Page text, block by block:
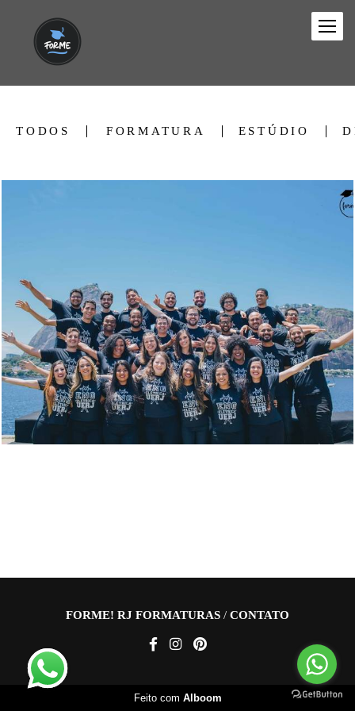
TODOS FORMATURA ESTÚDIO
21146 428
FORME! RJ FORMATURAS / CONTATO
Feito com Alboom